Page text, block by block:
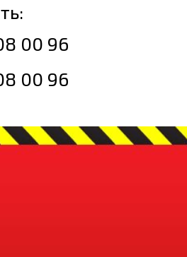
00 96
00 96